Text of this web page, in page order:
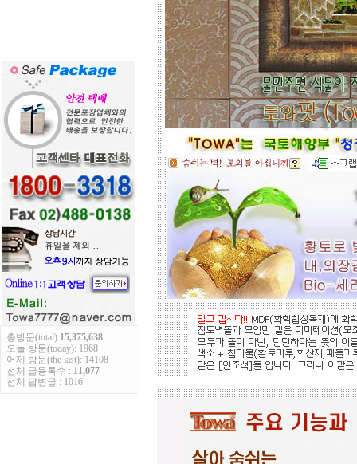
총방문(total):15,375,638
오늘 방문(today): 1968
어제 방문(the last): 14108
전체 글등록수 :11,077
전체 답변글 : 1016
하시기 바랍니다.
전문 상담원이 제대로 된 친환경 인테
리어자재로 값싼 인테리어가 되는 노
하우를 제시해 드립니다.
황토타일의 제습기능으로 끈적한 여
름은 시원하게.. 겨울은 가습기능과 원
적외선 방사로 따뜻하게..
도자부조로 조각된 최고의 작품을 인
테리어 마감자재로 활용하여 집안품
격을 업그레이드해 보세요.